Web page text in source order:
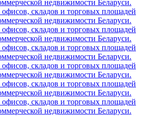
недвижимости Беларуси.
складов и торговых площадей
недвижимости Беларуси.
складов и торговых площадей
недвижимости Беларуси.
складов и торговых площадей
недвижимости Беларуси.
складов и торговых площадей
недвижимости Беларуси.
складов и торговых площадей
недвижимости Беларуси.
складов и торговых площадей
недвижимости Беларуси.